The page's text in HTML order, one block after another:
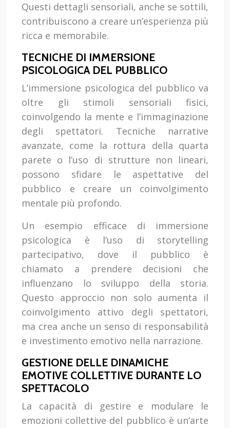
Questi dettagli sensoriali, anche se sottili,
contribuiscono a creare un’esperienza più
ricca e memorabile.
TECNICHE DI IMMERSIONE
PSICOLOGICA DEL PUBBLICO
L’immersione psicologica del pubblico va
oltre gli stimoli sensoriali fisici,
coinvolgendo la mente e l’immaginazione
degli spettatori. Tecniche narrative
avanzate, come la rottura della quarta
parete o l’uso di strutture non lineari,
possono sfidare le aspettative del
pubblico e creare un coinvolgimento
mentale più profondo.
Un esempio efficace di immersione
psicologica è l’uso di storytelling
partecipativo, dove il pubblico è
chiamato a prendere decisioni che
influenzano lo sviluppo della storia.
Questo approccio non solo aumenta il
coinvolgimento attivo degli spettatori,
ma crea anche un senso di responsabilità
e investimento emotivo nella narrazione.
GESTIONE DELLE DINAMICHE
EMOTIVE COLLETTIVE DURANTE LO
SPETTACOLO
La capacità di gestire e modulare le
emozioni collettive del pubblico è un’arte